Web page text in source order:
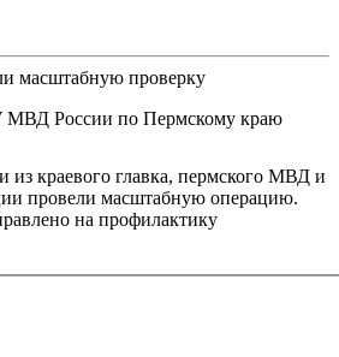
МВД России по Пермскому краю
из краевого главка, пермского МВД и
провели масштабную операцию.
на профилактику